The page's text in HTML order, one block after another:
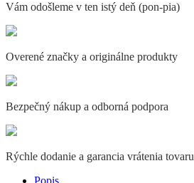
Vám odošleme v ten istý deň (pon-pia)
Overené značky a originálne produkty
Bezpečný nákup a odborná podpora
Rýchle dodanie a garancia vrátenia tovaru